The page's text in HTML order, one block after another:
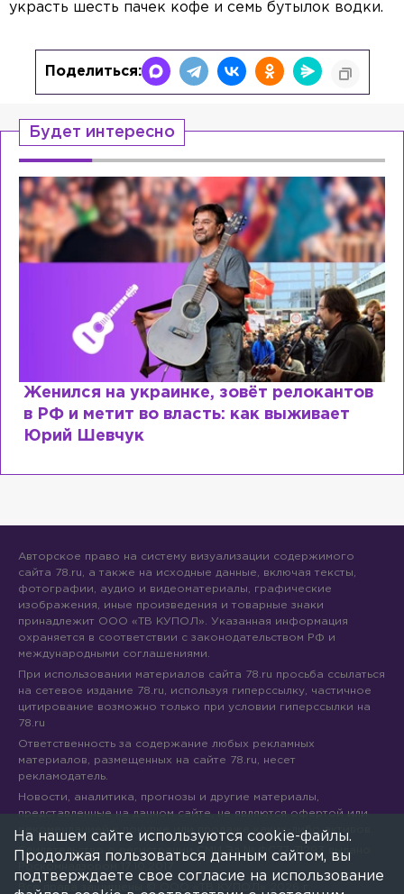
украсть шесть пачек кофе и семь бутылок водки.
Поделиться:
Будет интересно
Женился на украинке, зовёт релокантов
в РФ и метит во власть: как выживает
Юрий Шевчук
Авторское право на систему визуализации содержимого
сайта 78.ru, а также на исходные данные, включая тексты,
фотографии, аудио и видеоматериалы, графические
изображения, иные произведения и товарные знаки
принадлежит ООО «ТВ КУПОЛ». Указанная информация
охраняется в соответствии с законодательством РФ и
международными соглашениями.
При использовании материалов сайта 78.ru просьба ссылаться
на сетевое издание 78.ru, используя гиперссылку, частичное
цитирование возможно только при условии гиперссылки на
78.ru
Ответственность за содержание любых рекламных
материалов, размещенных на сайте 78.ru, несет
рекламодатель.
Новости, аналитика, прогнозы и другие материалы,
представленные на данном сайте, не являются офертой или
рекомендацией к покупке или продаже каких-либо активов.
Свидетельство о регистрации СМИ Эл № ФС77-71293 выдано
Все права защищены © ООО «ТВ КУПОЛ»
На нашем сайте используются cookie-файлы.
Продолжая пользоваться данным сайтом, вы
подтверждаете свое согласие на использование